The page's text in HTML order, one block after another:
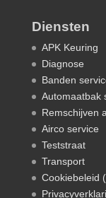
Diensten
APK Keuring
Diagnose
Banden
Automaatbak
Remschijven
Airco service
Teststraat
Transport
Cookiebeleid